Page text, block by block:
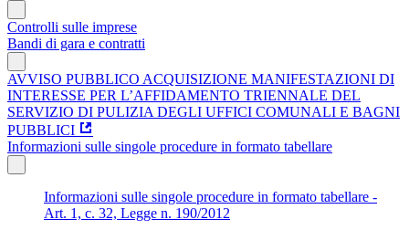
Controlli sulle imprese
Bandi di gara e contratti
AVVISO PUBBLICO ACQUISIZIONE MANIFESTAZIONI DI
INTERESSE PER L’AFFIDAMENTO TRIENNALE DEL
SERVIZIO DI PULIZIA DEGLI UFFICI COMUNALI E BAGNI
PUBBLICI
Informazioni sulle singole procedure in formato tabellare
Informazioni sulle singole procedure in formato tabellare -
Art. 1, c. 32, Legge n. 190/2012